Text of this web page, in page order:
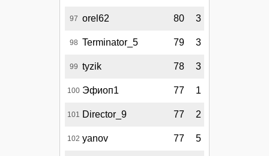
97 orel62 80 3
98 Terminator_5 79 3
99 tyzik 78 3
100 Эфиоп1 77 1
101 Director_9 77 2
102 yanov 77 5